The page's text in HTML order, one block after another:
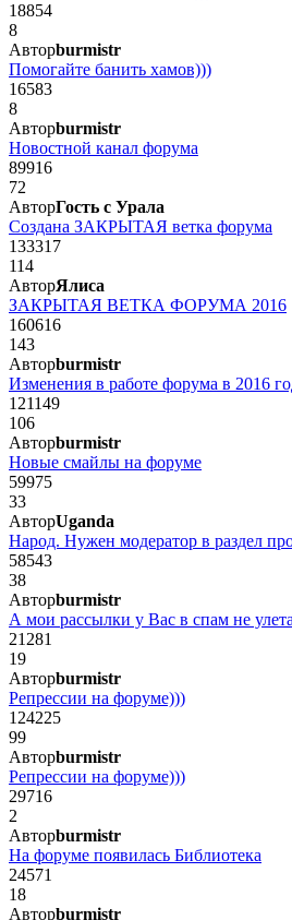
18854
8
Авторburmistr
Помогайте банить хамов)))
16583
8
Авторburmistr
Новостной канал форума
89916
72
АвторГость с Урала
Создана ЗАКРЫТАЯ ветка форума
133317
114
АвторЯлиса
ЗАКРЫТАЯ ВЕТКА ФОРУМА 2016
160616
143
Авторburmistr
Изменения в работе форума в 2016
121149
106
Авторburmistr
Новые смайлы на форуме
59975
33
АвторUganda
Народ. Нужен модератор в раздел
58543
38
Авторburmistr
А мои рассылки у Вас в спам не
21281
19
Авторburmistr
Репрессии на форуме)))
124225
99
Авторburmistr
Репрессии на форуме)))
29716
2
Авторburmistr
На форуме появилась Библиотека
24571
18
Авторburmistr